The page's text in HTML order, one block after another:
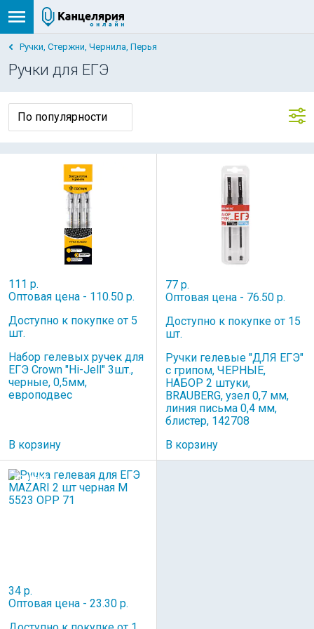
Ручки, Стержни, Чернила, Перья
Ручки для ЕГЭ
111 р.
Оптовая цена - 110.50 р.
Доступно к покупке от 5
шт.
Набор гелевых ручек для
ЕГЭ Crown "Hi-Jell" 3шт.,
черные, 0,5мм,
европодвес
В корзину
77 р.
Оптовая цена - 76.50 р.
Доступно к покупке от 15
шт.
Ручки гелевые "ДЛЯ ЕГЭ"
с грипом, ЧЕРНЫЕ,
НАБОР 2 штуки,
BRAUBERG, узел 0,7 мм,
линия письма 0,4 мм,
блистер, 142708
В корзину
34 р.
Оптовая цена - 23.30 р.
НОВИНКА